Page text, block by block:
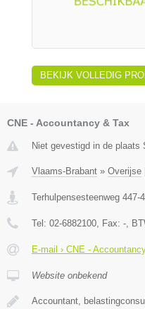
BEKIJK VOLLEDIG
CNE - Accountancy & Tax
Niet gevestigd in de plaats
Vlaams-Brabant » Overijse
Terhulpensesteenweg 447-
Tel: 02-6882100 , Fax: - ,
E-mail › CNE -
Website onbekend
Accountant,